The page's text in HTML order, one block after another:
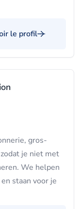
le profil
gros-
je niet met
We helpen
staan voor je